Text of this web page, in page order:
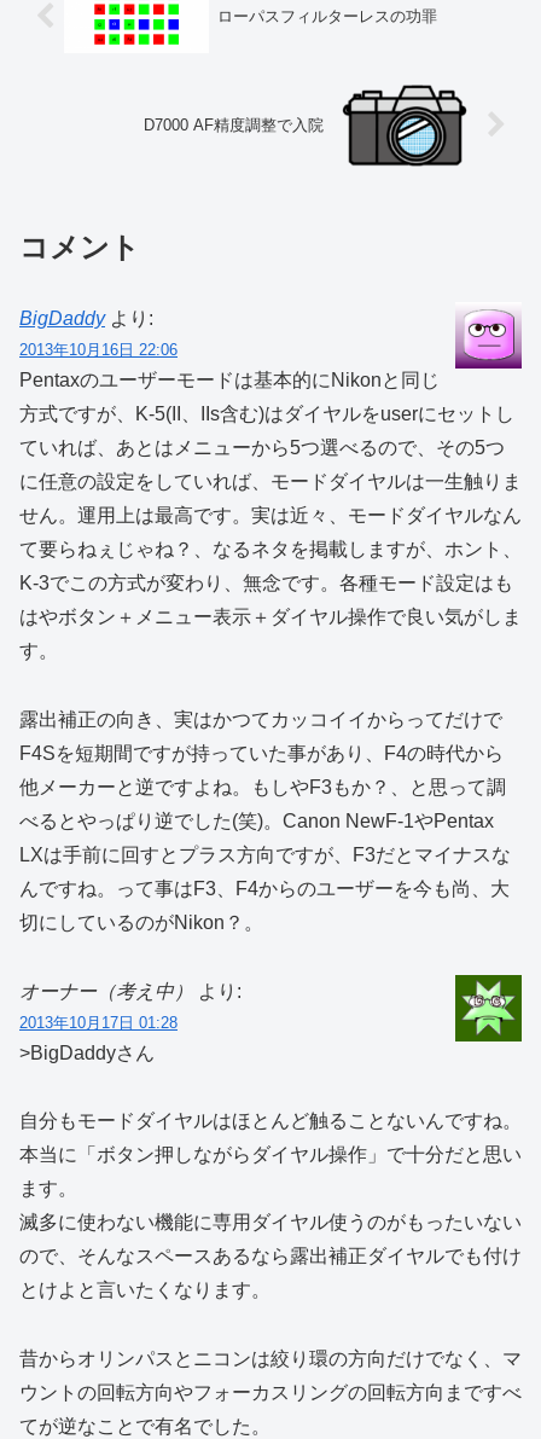
ローパスフィルターレスの功罪
D7000 AF精度調整で入院
コメント
BigDaddy より:
2013年10月16日 22:06
Pentaxのユーザーモードは基本的にNikonと同じ
方式ですが、K-5(II、IIs含む)はダイヤルをuserにセットし
ていれば、あとはメニューから5つ選べるので、その5つ
に任意の設定をしていれば、モードダイヤルは一生触りま
せん。運用上は最高です。実は近々、モードダイヤルなん
て要らねぇじゃね？、なるネタを掲載しますが、ホント、
K-3でこの方式が変わり、無念です。各種モード設定はも
はやボタン＋メニュー表示＋ダイヤル操作で良い気がしま
す。
露出補正の向き、実はかつてカッコイイからってだけで
F4Sを短期間ですが持っていた事があり、F4の時代から
他メーカーと逆ですよね。もしやF3もか？、と思って調
べるとやっぱり逆でした(笑)。Canon NewF-1やPentax
LXは手前に回すとプラス方向ですが、F3だとマイナスな
んですね。って事はF3、F4からのユーザーを今も尚、大
切にしているのがNikon？。
オーナー（考え中） より:
2013年10月17日 01:28
>BigDaddyさん
自分もモードダイヤルはほとんど触ることないんですね。
本当に「ボタン押しながらダイヤル操作」で十分だと思い
ます。
滅多に使わない機能に専用ダイヤル使うのがもったいない
ので、そんなスペースあるなら露出補正ダイヤルでも付け
とけよと言いたくなります。
昔からオリンパスとニコンは絞り環の方向だけでなく、マ
ウントの回転方向やフォーカスリングの回転方向まですべ
てが逆なことで有名でした。